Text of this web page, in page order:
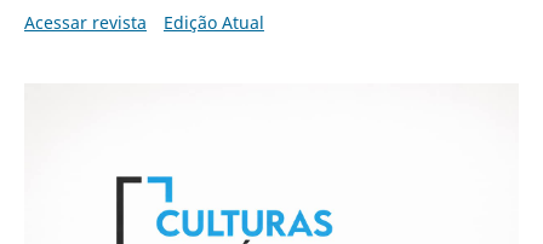
Acessar revista
Edição Atual